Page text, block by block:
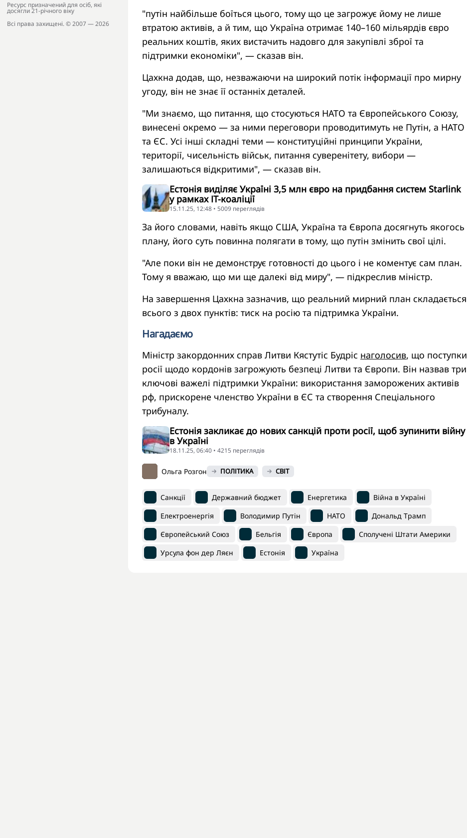
Ресурс призначений для осіб, які
досягли 21-річного віку
Всі права захищені. © 2007 — 2026
"путін найбільше боїться цього, тому що це загрожує йому не лише
втратою активів, а й тим, що Україна отримає 140–160 мільярдів євро
реальних коштів, яких вистачить надовго для закупівлі зброї та
підтримки економіки", — сказав він.
Цахкна додав, що, незважаючи на широкий потік інформації про мирну
угоду, він не знає її останніх деталей.
"Ми знаємо, що питання, що стосуються НАТО та Європейського Союзу,
винесені окремо — за ними переговори проводитимуть не Путін, а НАТО
та ЄС. Усі інші складні теми — конституційні принципи України,
території, чисельність військ, питання суверенітету, вибори —
залишаються відкритими", — сказав він.
Естонія виділяє Україні 3,5 млн євро на придбання систем Starlink
у рамках ІТ-коаліції
15.11.25, 12:48 • 5009 переглядiв
За його словами, навіть якщо США, Україна та Європа досягнуть якогось
плану, його суть повинна полягати в тому, що путін змінить свої цілі.
"Але поки він не демонструє готовності до цього і не коментує сам план.
Тому я вважаю, що ми ще далекі від миру", — підкреслив міністр.
На завершення Цахкна зазначив, що реальний мирний план складається
всього з двох пунктів: тиск на росію та підтримка України.
Нагадаємо
Міністр закордонних справ Литви Кястутіс Будріс наголосив, що поступки
росії щодо кордонів загрожують безпеці Литви та Європи. Він назвав три
ключові важелі підтримки України: використання заморожених активів
рф, прискорене членство України в ЄС та створення Спеціального
трибуналу.
Естонія закликає до нових санкцій проти росії, щоб зупинити війну
в Україні
18.11.25, 06:40 • 4215 переглядiв
Ольга Розгон ПОЛІТИКА СВІТ
Санкції Державний бюджет Енергетика
Війна в Україні
Електроенергія
Володимир Путін НАТО
Дональд Трамп
Європейський Союз
Бельгія Європа
Сполучені Штати Америки
Урсула фон дер Ляєн
Естонія Україна